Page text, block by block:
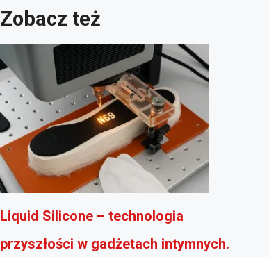
Zobacz też
Liquid Silicone – technologia
przyszłości w gadżetach intymnych.